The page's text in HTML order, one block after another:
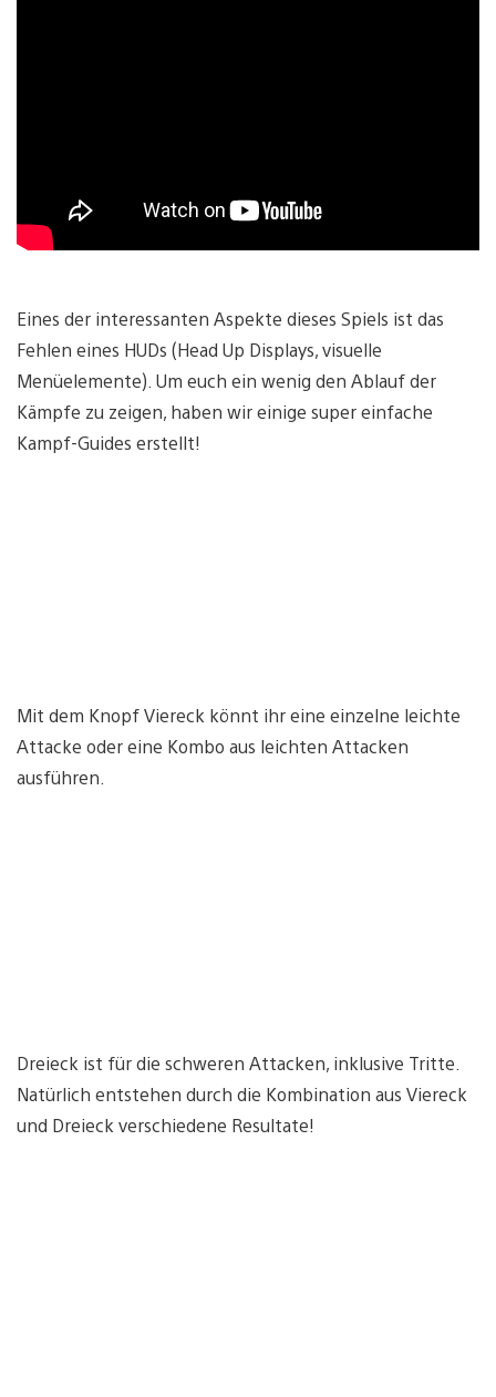
Eines der interessanten Aspekte dieses Spiels ist das
Fehlen eines HUDs (Head Up Displays, visuelle
Menüelemente). Um euch ein wenig den Ablauf der
Kämpfe zu zeigen, haben wir einige super einfache
Kampf-Guides erstellt!
Mit dem Knopf Viereck könnt ihr eine einzelne leichte
Attacke oder eine Kombo aus leichten Attacken
ausführen.
Dreieck ist für die schweren Attacken, inklusive Tritte.
Natürlich entstehen durch die Kombination aus Viereck
und Dreieck verschiedene Resultate!